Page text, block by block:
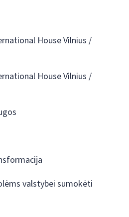
House Vilnius /
House Vilnius /
valstybei sumokėti